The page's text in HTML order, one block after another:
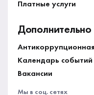
Платные услуги
Дополнительно
Календарь событий
Вакансии
Мы в соц. сетях